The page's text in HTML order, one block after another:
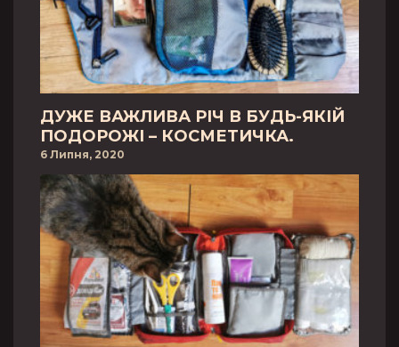
ДУЖЕ ВАЖЛИВА РІЧ В БУДЬ-ЯКІЙ
ПОДОРОЖІ – КОСМЕТИЧКА.
6 Липня, 2020